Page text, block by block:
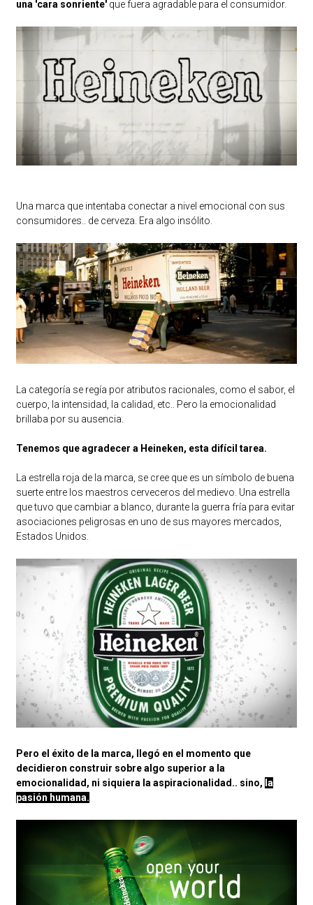
una 'cara sonriente'que fuera agradable para el consumidor.
Una marca que intentaba conectar a nivel emocional con sus
consumidores.. de cerveza. Era algo insólito.
La categoría se regía por atributos racionales, como el sabor, el
cuerpo, la intensidad, la calidad, etc.. Pero la emocionalidad
brillaba por su ausencia.
Tenemos que agradecer a Heineken, esta difícil tarea.
La estrella roja de la marca, se cree que es un símbolo de buena
suerte entre los maestros cerveceros del medievo. Una estrella
que tuvo que cambiar a blanco, durante la guerra fría para evitar
asociaciones peligrosas en uno de sus mayores mercados,
Estados Unidos.
Pero el éxito de la marca, llegó en el momento que
decidieron construir sobre algo superior a la
emocionalidad, ni siquiera la aspiracionalidad.. sino, la
pasión humana.